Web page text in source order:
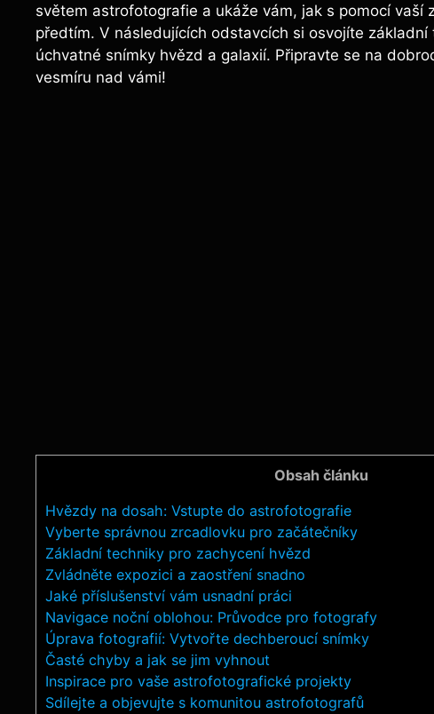
světem astrofotografie a ukáže vám, jak s pomocí
předtím. V následujících odstavcích si osvojíte
úchvatné snímky hvězd a galaxií. Připravte se na
vesmíru nad vámi!
Obsah článku
Hvězdy na dosah: Vstupte do astrofotografie
Vyberte správnou zrcadlovku pro začátečníky
Základní techniky pro zachycení hvězd
Zvládněte expozici a zaostření snadno
Jaké příslušenství vám usnadní práci
Navigace noční oblohou: Průvodce pro fotografy
Úprava fotografií: Vytvořte dechberoucí snímky
Časté chyby a jak se jim vyhnout
Inspirace pro vaše astrofotografické projekty
Sdílejte a objevujte s komunitou astrofotografů